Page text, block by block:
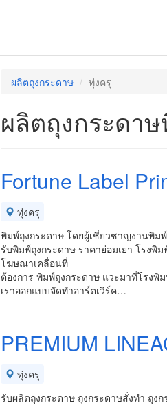
ผลิตถุงกระดาษ ทุ่งครุ
ผลิตถุงกระดา
Fortune Label
ทุ่งครุ
พิมพ์ถุงกระดาษ โดยผู้เชี่ยวชาญงานพิม
รับพิมพ์ถุงกระดาษ ราคาย่อมเยา โรงพิ
โฆษณาเคลื่อนที่
ต้องการ พิมพ์ถุงกระดาษ แวะมาที่โรงพิ
เราออกแบบจัดทำอาร์ตเวิร์ค…
PREMIUM
ทุ่งครุ
รับผลิตถุงกระดาษ ถุงกระดาษสั่งทำ ถุ